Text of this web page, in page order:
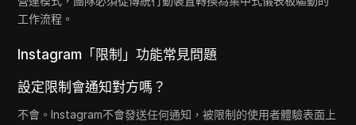
工作流程。
Instagram「限制」功能常見問題
設定限制會通知對方嗎？
不會。Instagram不會發送任何通知，被限制的使用者體驗表面上